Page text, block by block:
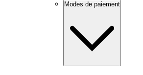
Modes de paiement